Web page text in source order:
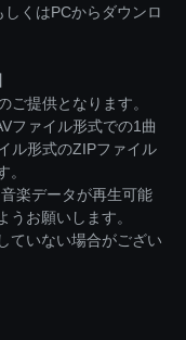
くはPCからダウンロ
ご提供となります。
ファイル形式での1曲
ル形式のZIPファイル
楽データが再生可能
お願いします。
ていない場合がござい